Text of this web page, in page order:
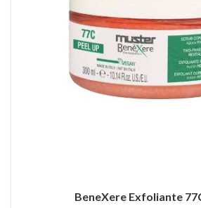
BeneXere Exfoliante